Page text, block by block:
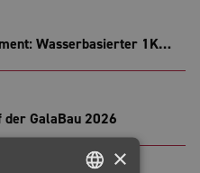
Wasserbasierter 1K
der GalaBau 2026
×